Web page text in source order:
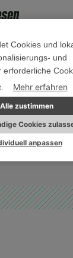
MAI 2023
Cookies und
und
erforderliche
Mehr erfahren
Alle zustimmen
Cookies
anpassen